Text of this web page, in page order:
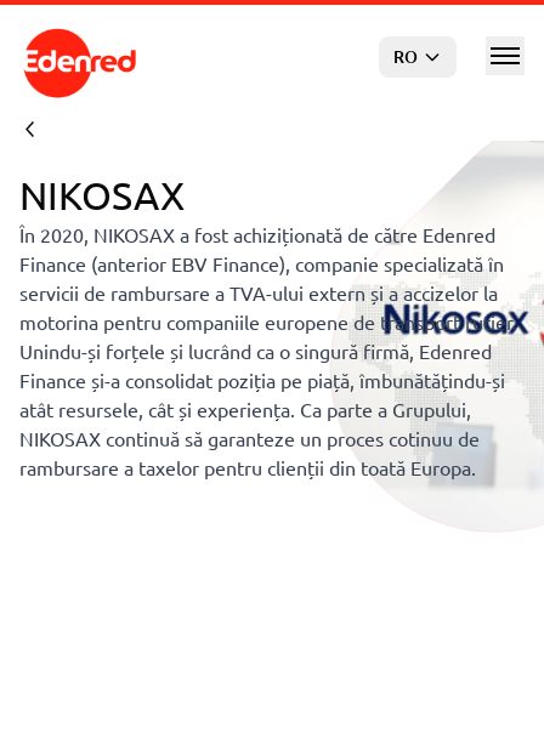
Sari la conținutul principal
RO
NIKOSAX
În 2020, NIKOSAX a fost achiziționată de către Edenred
Finance (anterior EBV Finance), companie specializată în
servicii de rambursare a TVA-ului extern și a accizelor la
motorina pentru companiile europene de transport rutier.
Unindu-și forțele și lucrând ca o singură firmă, Edenred
Finance și-a consolidat poziția pe piață, îmbunătățindu-și
atât resursele, cât și experiența. Ca parte a Grupului,
NIKOSAX continuă să garanteze un proces cotinuu de
rambursare a taxelor pentru clienții din toată Europa.